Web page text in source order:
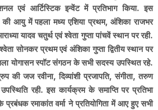
एवं आर्टिस्टिक इन्वेंट में प्रतिभाग किया. इस
की आयु में पहला मध्य एशिया प्रथम, अंशिका राजभर
यादव चतुर्थ एवं श्वेता गुप्ता पांचवें स्थान पर रही.
सोनकर प्रथम एवं अंशिका गुप्ता द्वितीय स्थान पर
योगासन स्पॉट संगठन के सभी सदस्य उपस्थित रहे.
जज रवीना, दिव्यांशी प्रजापति, संगीता, तरुण
रही. इस कार्यक्रम के समाप्ति पर प्रतिभा
रमाकांत वर्मा ने प्रतियोगिता में आए हुए सभी